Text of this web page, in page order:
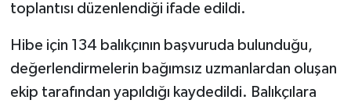
toplantısı düzenlendiği ifade edildi.
Hibe için 134 balıkçının başvuruda bulunduğu,
değerlendirmelerin bağımsız uzmanlardan oluşan
ekip tarafından yapıldığı kaydedildi. Balıkçılara